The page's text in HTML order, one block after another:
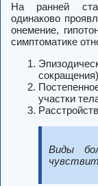
На ранней
одинаково
онемение,
симптоматике
участки
Виды